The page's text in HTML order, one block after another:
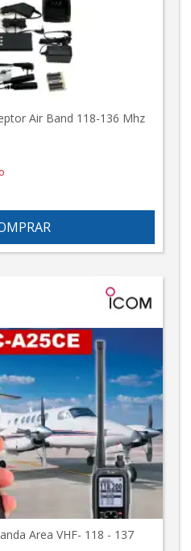
Air Band 118-136 Mhz
Area VHF- 118 - 137